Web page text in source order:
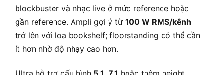
blockbuster và nhạc live ở mức reference hoặc
gần reference. Ampli gợi ý từ 100 W RMS/kênh
trở lên với loa bookshelf; floorstanding có thể cần
ít hơn nhờ độ nhạy cao hơn.
Ultra hỗ trợ cấu hình 5.1, 7.1 hoặc thêm height